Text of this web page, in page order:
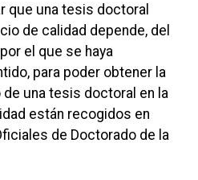
que una tesis doctoral
de calidad depende, del
el que se haya
para poder obtener la
una tesis doctoral en la
están recogidos en
de Doctorado de la